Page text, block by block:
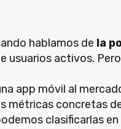
hablamos de la
usuarios activos.
app móvil al
métricas concretas
clasificarlas